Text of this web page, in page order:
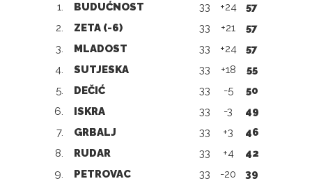
1. BUDUĆNOST 33 +24
57
2.
ZETA (-6) 33 +21
57
3.
MLADOST 33 +24
57
4.
SUTJESKA 33 +18
55
5.
DEČIĆ 33 -5
50
6.
ISKRA 33 -3
49
7.
GRBALJ 33 +3
46
8.
RUDAR 33 +4
42
9.
PETROVAC 33 -20
39